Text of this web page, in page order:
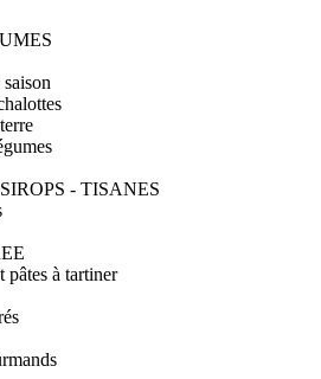
- TISANES
pâtes à tartiner